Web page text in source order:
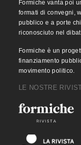
Formiche vanta poi
formati di convegni,
pubblico e a porte
riconosciuto nel
Formiche è un
finanziamento
movimento politico.
LE NOSTRE